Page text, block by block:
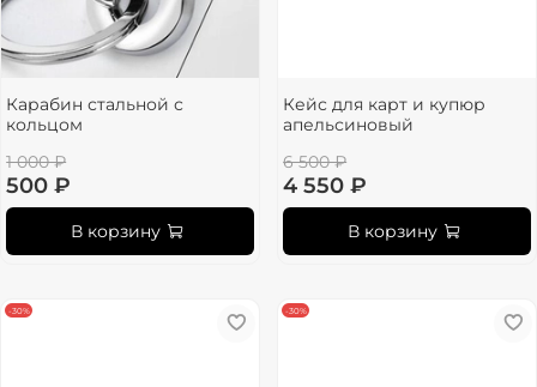
Карабин стальной с
кольцом
1 000 ₽
500 ₽
В корзину
Кейс для карт и купюр
апельсиновый
6 500 ₽
4 550 ₽
В корзину
-30% -30%